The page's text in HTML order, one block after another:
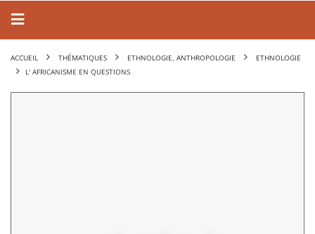
ACCUEIL THÉMATIQUES ETHNOLOGIE, ANTHROPOLOGIE
ETHNOLOGIE
L' AFRICANISME EN QUESTIONS